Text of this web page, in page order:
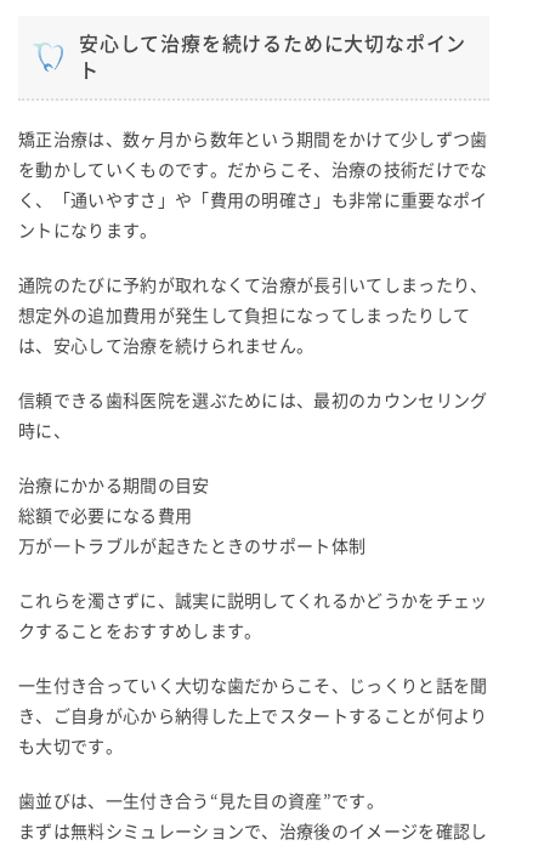
安心して治療を続けるために大切なポイン
ト
矯正治療は、数ヶ月から数年という期間をかけて少しずつ歯
を動かしていくものです。だからこそ、治療の技術だけでな
く、「通いやすさ」や「費用の明確さ」も非常に重要なポイ
ントになります。
通院のたびに予約が取れなくて治療が長引いてしまったり、
想定外の追加費用が発生して負担になってしまったりして
は、安心して治療を続けられません。
信頼できる歯科医院を選ぶためには、最初のカウンセリング
時に、
治療にかかる期間の目安
総額で必要になる費用
万が一トラブルが起きたときのサポート体制
これらを濁さずに、誠実に説明してくれるかどうかをチェッ
クすることをおすすめします。
一生付き合っていく大切な歯だからこそ、じっくりと話を聞
き、ご自身が心から納得した上でスタートすることが何より
も大切です。
歯並びは、一生付き合う“見た目の資産”です。
まずは無料シミュレーションで、治療後のイメージを確認し